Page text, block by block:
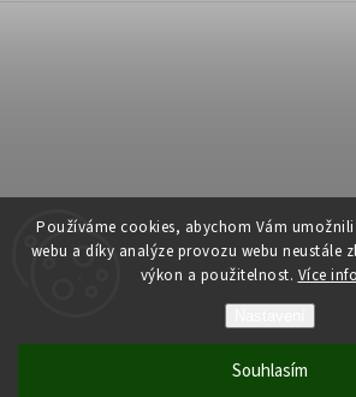
Používáme cookies, abychom Vám
webu a díky analýze provozu webu neustále
výkon a použitelnost. Více
Souhlasím
Vytvořil Shoptet | Anque
Copyright 2026 Centrum Zelený Anděl
Grafický návrh vytvořil a nakódoval